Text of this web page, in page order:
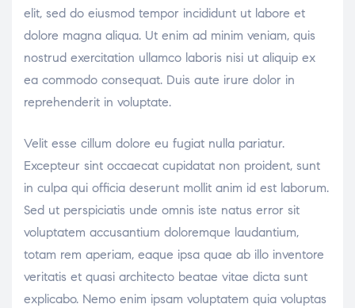
elit, sed do eiusmod tempor incididunt ut labore et
dolore magna aliqua. Ut enim ad minim veniam, quis
nostrud exercitation ullamco laboris nisi ut aliquip ex
ea commodo consequat. Duis aute irure dolor in
reprehenderit in voluptate.
Velit esse cillum dolore eu fugiat nulla pariatur.
Excepteur sint occaecat cupidatat non proident, sunt
in culpa qui officia deserunt mollit anim id est laborum.
Sed ut perspiciatis unde omnis iste natus error sit
voluptatem accusantium doloremque laudantium,
totam rem aperiam, eaque ipsa quae ab illo inventore
veritatis et quasi architecto beatae vitae dicta sunt
explicabo. Nemo enim ipsam voluptatem quia voluptas